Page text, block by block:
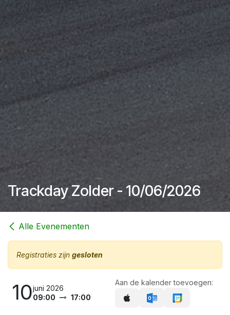
Trackday Zolder - 10/06/2026
Alle Evenementen
Registraties zijn gesloten
10juni 2026
09:00
17:00
Aan de kalender toevoegen: